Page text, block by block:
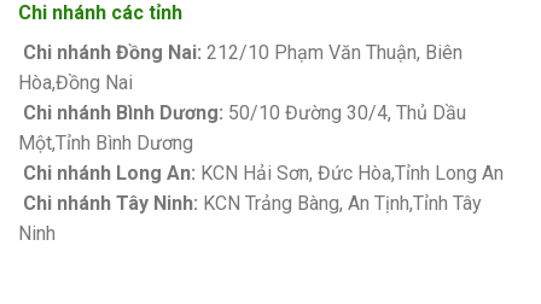
Chi nhánh các tỉnh
Chi nhánh Đồng Nai: 212/10 Phạm Văn Thuận, Biên
Hòa,Đồng Nai
Chi nhánh Bình Dương: 50/10 Đường 30/4, Thủ Dầu
Một,Tỉnh Bình Dương
Chi nhánh Long An: KCN Hải Sơn, Đức Hòa,Tỉnh Long An
Chi nhánh Tây Ninh: KCN Trảng Bàng, An Tịnh,Tỉnh Tây
Ninh